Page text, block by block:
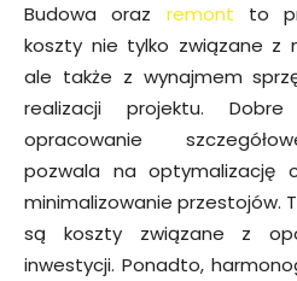
Budowa oraz remont to
koszty nie tylko związane z
ale także z wynajmem
realizacji projektu.
opracowanie
pozwala na optymalizację
minimalizowanie przestojów.
są koszty związane z
inwestycji. Ponadto,